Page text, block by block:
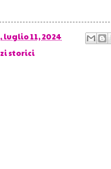
11, 2024
storici